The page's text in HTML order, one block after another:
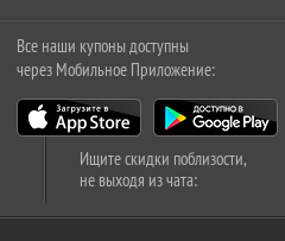
Все наши купоны доступны
через Мобильное Приложение:
Ищите скидки поблизости,
не выходя из чата: